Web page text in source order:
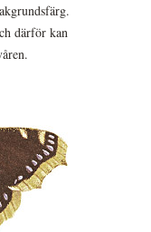
därför kan